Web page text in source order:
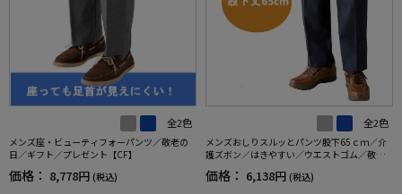
全2色
メンズ座・ビューティフォーパンツ／敬老の
日／ギフト／プレゼント【CF】
価格： 8,778円 (税込)
全2色
メンズおしりスルッとパンツ股下65ｃｍ／介
護ズボン／はきやすい／ウエストゴム／敬老
の日／ギフト／プレゼント【CF】
価格： 6,138円 (税込)